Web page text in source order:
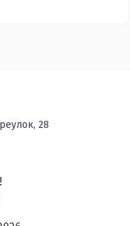
28